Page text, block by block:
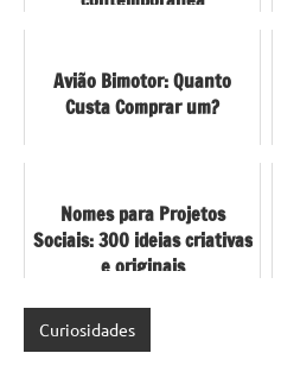
Avião Bimotor: Quanto
Custa Comprar um?
Nomes para Projetos
Sociais: 300 ideias criativas
e originais
Curiosidades